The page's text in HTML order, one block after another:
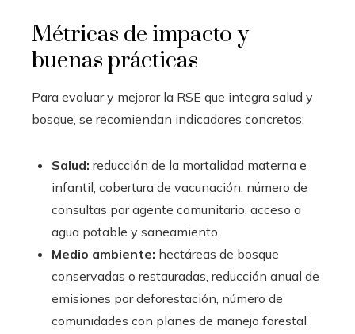
Métricas de impacto y
buenas prácticas
Para evaluar y mejorar la RSE que integra salud y
bosque, se recomiendan indicadores concretos:
Salud: reducción de la mortalidad materna e
infantil, cobertura de vacunación, número de
consultas por agente comunitario, acceso a
agua potable y saneamiento.
Medio ambiente: hectáreas de bosque
conservadas o restauradas, reducción anual de
emisiones por deforestación, número de
comunidades con planes de manejo forestal